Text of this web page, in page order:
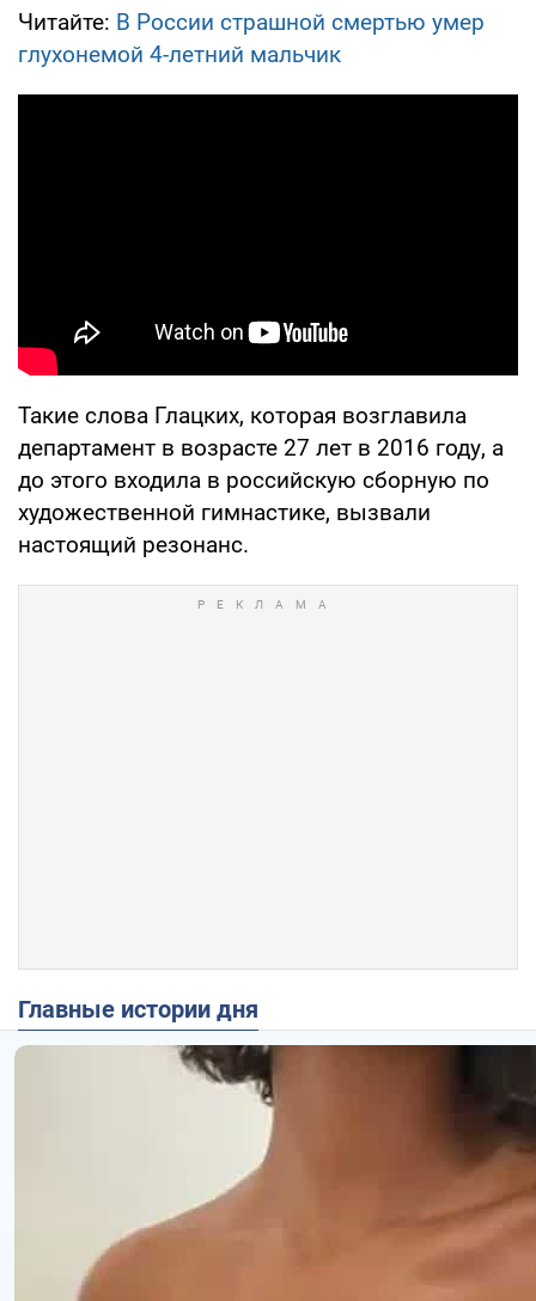
Читайте: В России страшной смертью умер
глухонемой 4-летний мальчик
Такие слова Глацких, которая возглавила
департамент в возрасте 27 лет в 2016 году, а
до этого входила в российскую сборную по
художественной гимнастике, вызвали
настоящий резонанс.
Главные истории дня